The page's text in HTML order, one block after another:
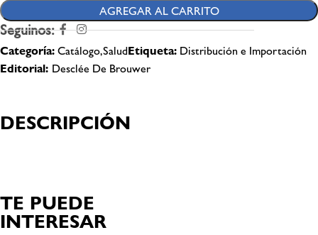
AGREGAR AL CARRITO
Seguinos:
Categoría:Catálogo,SaludEtiqueta: Distribución e Importación
Editorial: Desclée De Brouwer
DESCRIPCIÓN
TE PUEDE
INTERESAR